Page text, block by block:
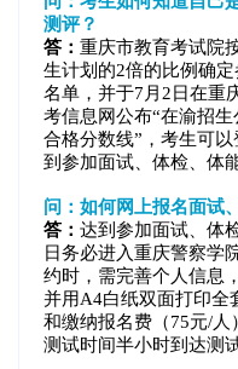
测评？
答： 重庆市教育考试院
生计划的2倍的比例确
名单，并于7月2日在重
考信息网公布“在渝招
合格分数线”，考生可
到参加面试、体检、体
问：如何网上报名面试
答： 达到参加面试、体
日务必进入重庆警察学
约时，需完善个人信息
并用A4白纸双面打印全
和缴纳报名费（75元/
测试时间半小时到达测